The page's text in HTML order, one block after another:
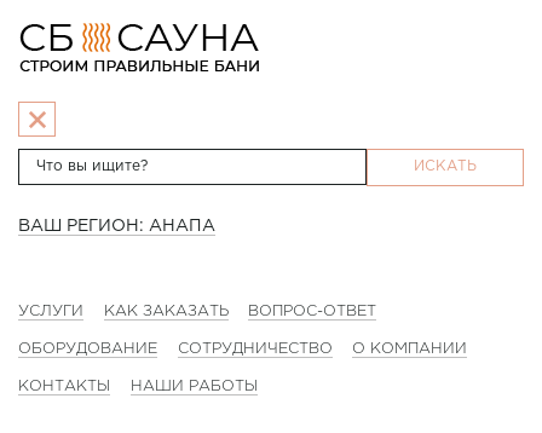
ИСКАТЬ
ВАШ РЕГИОН: АНАПА
УСЛУГИ КАК ЗАКАЗАТЬ ВОПРОС-ОТВЕТ
ОБОРУДОВАНИЕ СОТРУДНИЧЕСТВО О КОМПАНИИ
КОНТАКТЫ НАШИ РАБОТЫ